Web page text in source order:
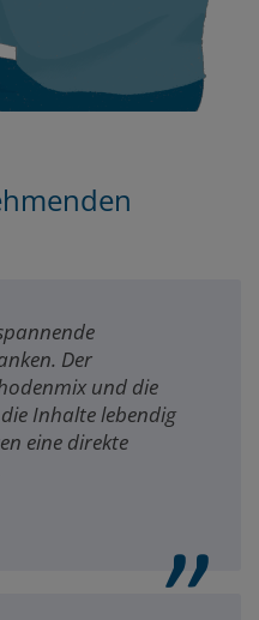
Der
und die
Inhalte lebendig
eine direkte